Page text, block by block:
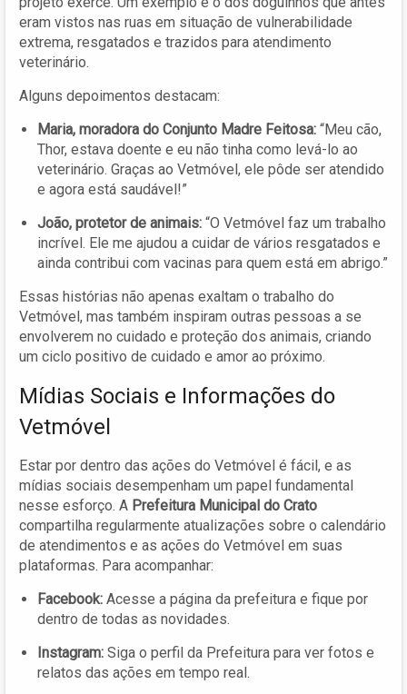
eram vistos nas ruas em situação de vulnerabilidade
extrema, resgatados e trazidos para atendimento
veterinário.
Alguns depoimentos destacam:
Maria, moradora do Conjunto Madre Feitosa: “Meu cão,
Thor, estava doente e eu não tinha como levá-lo ao
veterinário. Graças ao Vetmóvel, ele pôde ser atendido
e agora está saudável!”
João, protetor de animais: “O Vetmóvel faz um trabalho
incrível. Ele me ajudou a cuidar de vários resgatados e
ainda contribui com vacinas para quem está em abrigo.”
Essas histórias não apenas exaltam o trabalho do
Vetmóvel, mas também inspiram outras pessoas a se
envolverem no cuidado e proteção dos animais, criando
um ciclo positivo de cuidado e amor ao próximo.
Mídias Sociais e Informações do
Vetmóvel
Estar por dentro das ações do Vetmóvel é fácil, e as
mídias sociais desempenham um papel fundamental
nesse esforço. A Prefeitura Municipal do Crato
compartilha regularmente atualizações sobre o calendário
de atendimentos e as ações do Vetmóvel em suas
plataformas. Para acompanhar:
Facebook: Acesse a página da prefeitura e fique por
dentro de todas as novidades.
Instagram: Siga o perfil da Prefeitura para ver fotos e
relatos das ações em tempo real.